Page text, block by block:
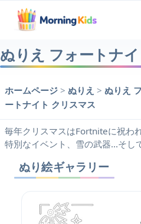
ぬりえ フォートナ
ホームページ > ぬりえ > ぬりえ
ートナイト クリスマス
毎年クリスマスはFortniteに祝わ
特別なイベント、雪の武器...そし
ぬり絵ギャラリー